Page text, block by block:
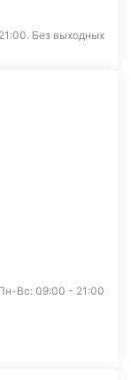
Без выходных
Вс: 09:00 - 21:00